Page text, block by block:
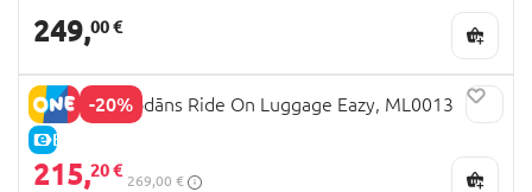
249,00 €
-20%
E-CENA
MICRO čemodāns Ride On Luggage Eazy, ML0013
215,20 €
269,00 €